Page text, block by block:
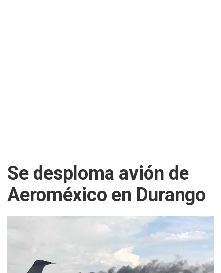
Se desploma avión de
Aeroméxico en Durango